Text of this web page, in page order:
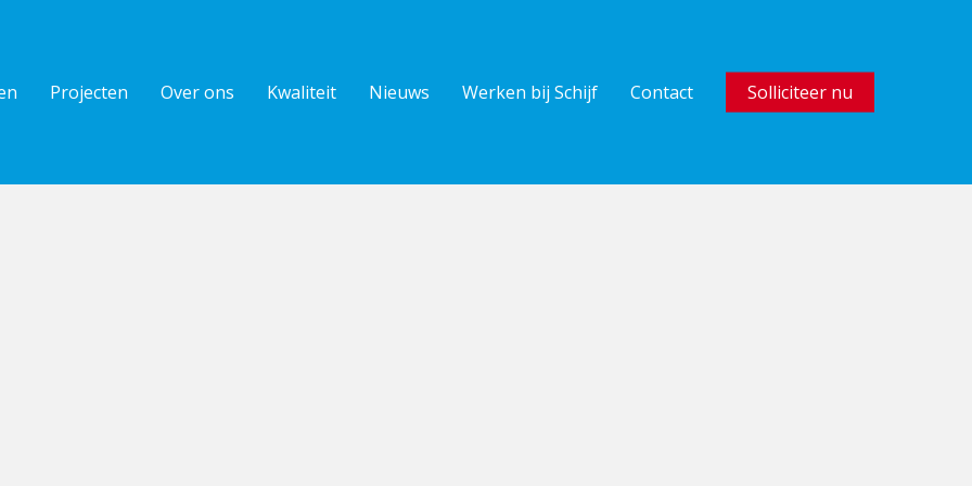
Projecten Over ons Kwaliteit Nieuws Werken bij Schijf Contact Solliciteer nu